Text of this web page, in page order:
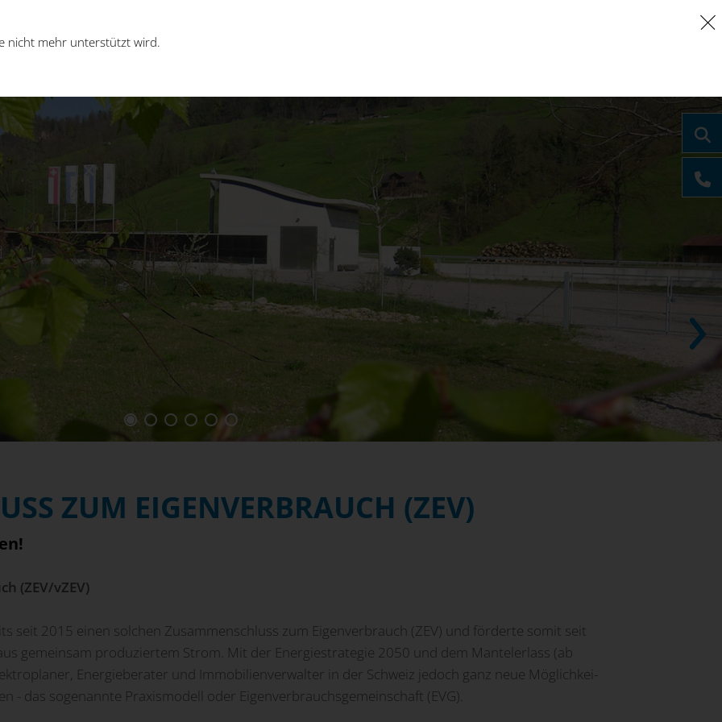
ZUM EIGENVERBRAUCH (ZEV)
(ZEV/vZEV)
seit 2015 einen solchen Zusammenschluss zum Eigenverbrauch (ZEV) und förderte somit seit
gemeinsam produziertem Strom. Mit der Ener­gie­stra­te­gie 2050 und dem Man­tel­erlass (ab
Ener­gie­be­ra­ter und Immo­bi­li­en­ver­wal­ter in der Schweiz jedoch ganz neue Mög­lich­kei­
- das sogenannte Praxismodell oder Eigenverbrauchsgemeinschaft (EVG).
nicht mehr unterstützt wird.